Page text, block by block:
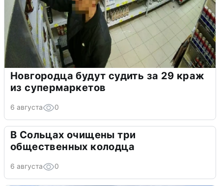
Новгородца будут судить за 29 краж
из супермаркетов
6 августа 0
В Сольцах очищены три
общественных колодца
6 августа 0